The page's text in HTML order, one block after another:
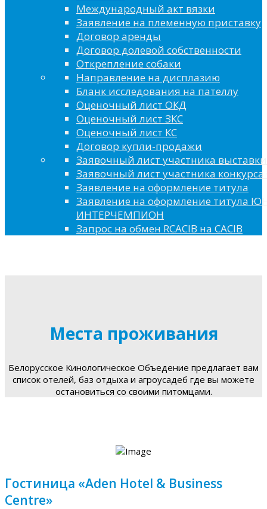
Международный акт вязки
Заявление на племенную приставку
Договор аренды
Договор долевой собственности
Открепление собаки
Направление на дисплазию
Бланк исследования на пателлу
Оценочный лист ОКД
Оценочный лист ЗКС
Оценочный лист КС
Договор купли-продажи
Заявочный лист участника выставки
Заявочный лист участника конкурса
Заявление на оформление титула
Заявление на оформление титула
ИНТЕРЧЕМПИОН
Запрос на обмен RCACIB на CACIB
Места проживания
Белорусское Кинологическое Объедение предлагает вам
список отелей, баз отдыха и агроусадеб где вы можете
остановиться со своими питомцами.
Гостиница «Aden Hotel & Business
Centre»